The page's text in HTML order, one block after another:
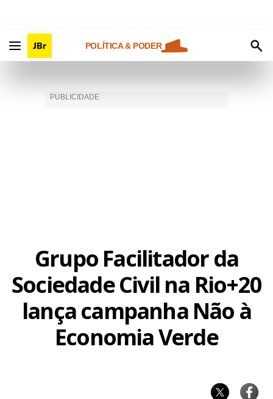
POLÍTICA & PODER
Grupo Facilitador da
Sociedade Civil na Rio+20
lança campanha Não à
Economia Verde